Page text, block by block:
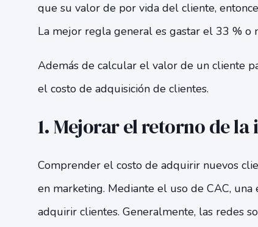
que su valor de por vida del cliente,
La mejor regla general es gastar el 33 % o
Además de calcular el valor de un cliente
el costo de adquisición de clientes.
1. Mejorar el retorno de la
Comprender el costo de adquirir nuevos
en marketing. Mediante el uso de CAC,
adquirir clientes. Generalmente, las redes